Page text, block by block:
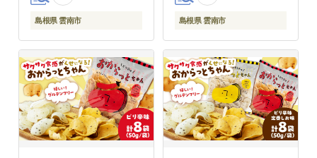
島根県 雲南市 島根県 雲南市